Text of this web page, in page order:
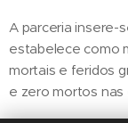
A parceria insere-
estabelece como
mortais e feridos
e zero mortos